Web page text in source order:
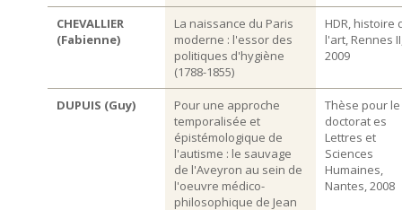
CHEVALLIER
(Fabienne)
La naissance du Paris
moderne : l'essor des
politiques d'hygiène
(1788-1855)
HDR, histoire
l'art, Rennes
2009
DUPUIS (Guy)
Pour une approche
temporalisée et
épistémologique de
l'autisme : le sauvage
de l'Aveyron au sein de
l'oeuvre médico-
philosophique de Jean
Thèse pour le
doctorat es
Lettres et
Sciences
Humaines,
Nantes, 2008